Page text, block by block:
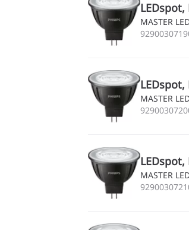
LEDspot,
MASTER
LEDspot,
MASTER
LEDspot,
MASTER